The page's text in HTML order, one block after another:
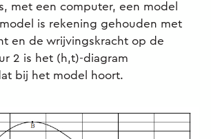
met een computer, een model
is rekening gehouden met
en de wrijvingskracht op de
2 is het (h,t)-diagram
bij het model hoort.